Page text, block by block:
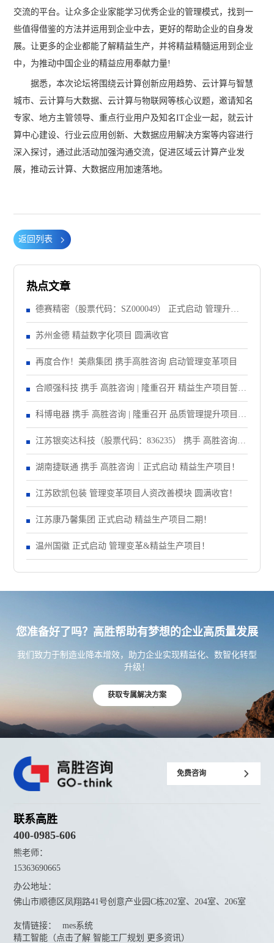
交流的平台。让众多企业家能学习优秀企业的管理模式，找到一
些值得借鉴的方法并运用到企业中去，更好的帮助企业的自身发
展。让更多的企业都能了解精益生产，并将精益精髓运用到企业
中，为推动中国企业的精益应用奉献力量!
据悉，本次论坛将围绕云计算创新应用趋势、云计算与智慧
城市、云计算与大数据、云计算与物联网等核心议题，邀请知名
专家、地方主管领导、重点行业用户及知名IT企业一起，就云计
算中心建设、行业云应用创新、大数据应用解决方案等内容进行
深入探讨，通过此活动加强沟通交流，促进区域云计算产业发
展，推动云计算、大数据应用加速落地。
返回列表
热点文章
德赛精密（股票代码：SZ000049） 正式启动 管理升级&
精益注塑项目！
苏州金德 精益数字化项目 圆满收官
再度合作！美鼎集团 携手高胜咨询 启动管理变革项目
合顺强科技 携手 高胜咨询 | 隆重召开 精益生产项目誓师
大会！
科博电器 携手 高胜咨询 | 隆重召开 品质管理提升项目启
动大会！
江苏银奕达科技（股票代码：836235） 携手 高胜咨询｜
正式启动 管理变革项目
湖南捷联通 携手 高胜咨询｜正式启动 精益生产项目！
江苏欧凯包装 管理变革项目人资改善模块 圆满收官！
江苏康乃馨集团 正式启动 精益生产项目二期！
温州国徽 正式启动 管理变革&精益生产项目！
您准备好了吗？高胜帮助有梦想的企业高质量发展
我们致力于制造业降本增效，助力企业实现精益化、数智化转型
升级！
获取专属解决方案
免费咨询
联系高胜
400-0985-606
熊老师：
15363690665
办公地址：
佛山市顺德区凤翔路41号创意产业园C栋202室、204室、206室
友情链接：
mes系统
精工智能（点击了解 智能工厂规划 更多资讯）